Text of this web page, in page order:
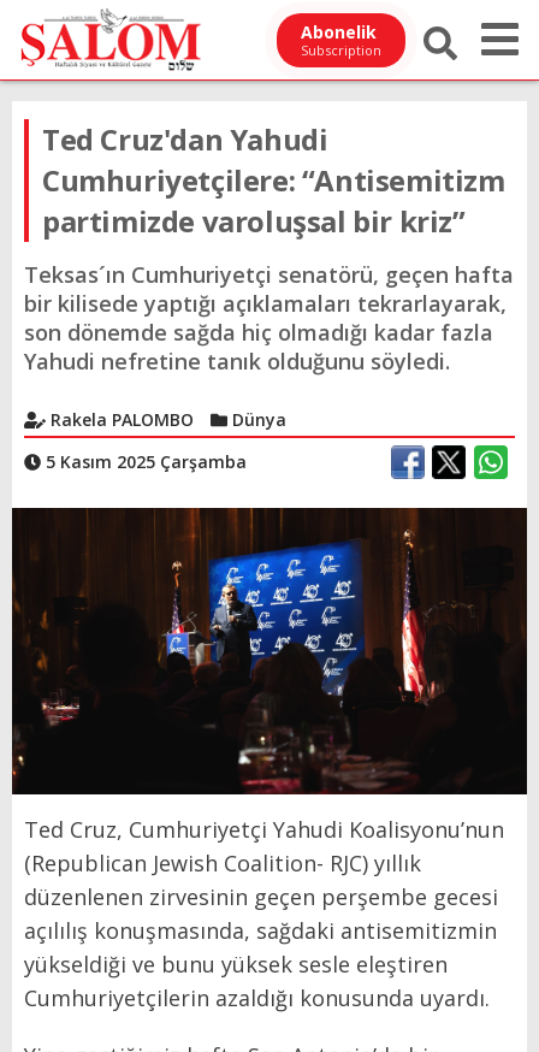
Abonelik
Subscription
Ted Cruz'dan Yahudi
Cumhuriyetçilere: “Antisemitizm
partimizde varoluşsal bir kriz”
Teksas´ın Cumhuriyetçi senatörü, geçen hafta
bir kilisede yaptığı açıklamaları tekrarlayarak,
son dönemde sağda hiç olmadığı kadar fazla
Yahudi nefretine tanık olduğunu söyledi.
Rakela PALOMBO
Dünya
5 Kasım 2025 Çarşamba
Ted Cruz, Cumhuriyetçi Yahudi Koalisyonu’nun
(Republican Jewish Coalition- RJC) yıllık
düzenlenen zirvesinin geçen perşembe gecesi
açılılış konuşmasında, sağdaki antisemitizmin
yükseldiği ve bunu yüksek sesle eleştiren
Cumhuriyetçilerin azaldığı konusunda uyardı.